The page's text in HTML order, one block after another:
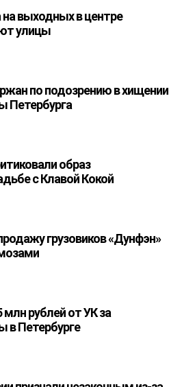
выходных в центре
улицы
по подозрению в хищении
Петербурга
образ
с Клавой Кокой
грузовиков «Дунфэн»
млн рублей от УК за
в Петербурге